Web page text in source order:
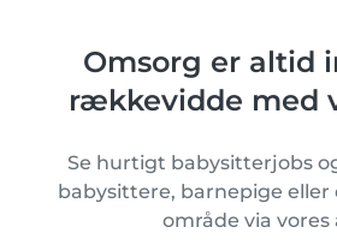
Omsorg er altid
rækkevidde med
Se hurtigt babysitterjobs
babysittere, barnepige
område via vores